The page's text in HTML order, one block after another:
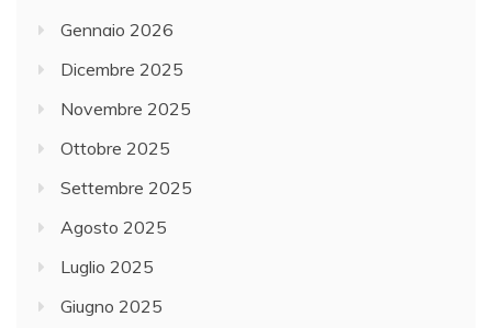
Gennaio 2026
Dicembre 2025
Novembre 2025
Ottobre 2025
Settembre 2025
Agosto 2025
Luglio 2025
Giugno 2025